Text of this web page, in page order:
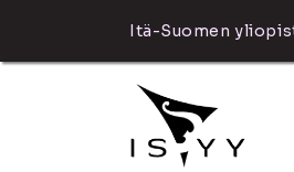
Itä-Suomen